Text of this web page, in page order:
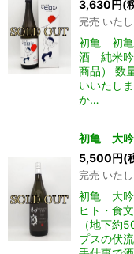
3,630円(
完売 いた
初亀 初亀
酒 純米
商品） 数
いいたし
か…
初亀 大
5,500円(
完売 いた
初亀 大
ヒト・食
（地下約
プスの伏